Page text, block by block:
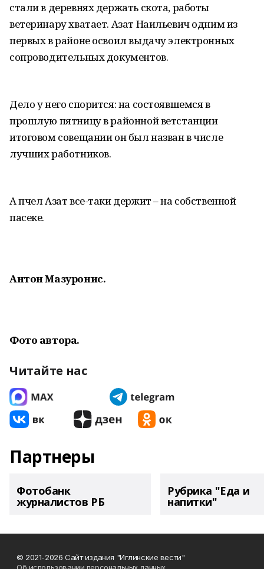
стали в деревнях держать скота, работы
ветеринару хватает. Азат Наильевич одним из
первых в районе освоил выдачу электронных
сопроводительных документов.
Дело у него спорится: на состоявшемся в
прошлую пятницу в районной ветстанции
итоговом совещании он был назван в числе
лучших работников.
А пчел Азат все-таки держит – на собственной
пасеке.
Антон Мазуронис.
Фото автора.
Читайте нас
Партнеры
Фотобанк
журналистов РБ
Рубрика "Еда и
напитки"
© 2021-2026 Сайт издания "Иглинские вести"